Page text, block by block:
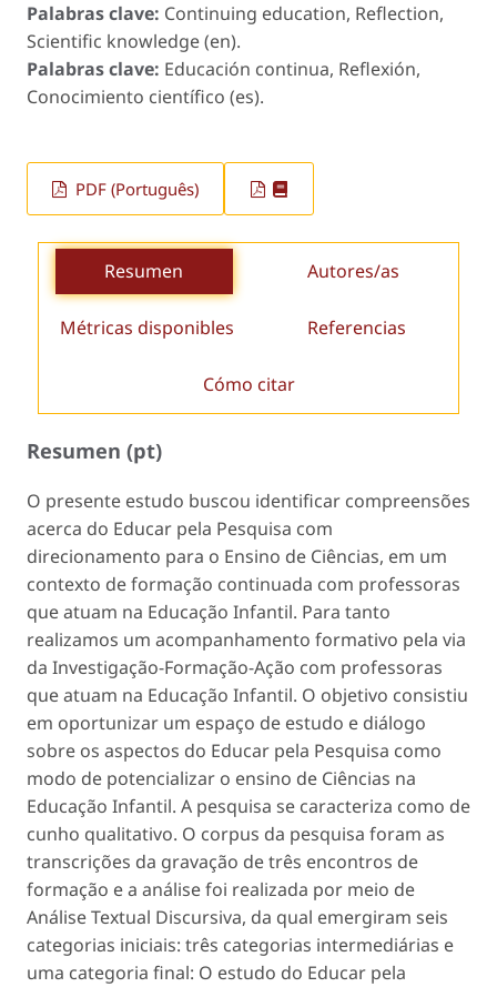
Palabras clave: Continuing education, Reflection,
Scientific knowledge (en).
Palabras clave: Educación continua, Reflexión,
Conocimiento científico (es).
PDF (Português)
Resumen Autores/as
Métricas disponibles Referencias
Cómo citar
Resumen (pt)
O presente estudo buscou identificar compreensões
acerca do Educar pela Pesquisa com
direcionamento para o Ensino de Ciências, em um
contexto de formação continuada com professoras
que atuam na Educação Infantil. Para tanto
realizamos um acompanhamento formativo pela via
da Investigação-Formação-Ação com professoras
que atuam na Educação Infantil. O objetivo consistiu
em oportunizar um espaço de estudo e diálogo
sobre os aspectos do Educar pela Pesquisa como
modo de potencializar o ensino de Ciências na
Educação Infantil. A pesquisa se caracteriza como de
cunho qualitativo. O corpus da pesquisa foram as
transcrições da gravação de três encontros de
formação e a análise foi realizada por meio de
Análise Textual Discursiva, da qual emergiram seis
categorias iniciais: três categorias intermediárias e
uma categoria final: O estudo do Educar pela